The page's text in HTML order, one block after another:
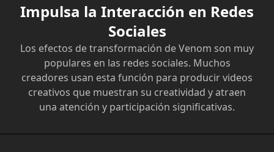
Impulsa la Interacción en Redes
Sociales
Los efectos de transformación de Venom son muy
populares en las redes sociales. Muchos
creadores usan esta función para producir videos
creativos que muestran su creatividad y atraen
una atención y participación significativas.